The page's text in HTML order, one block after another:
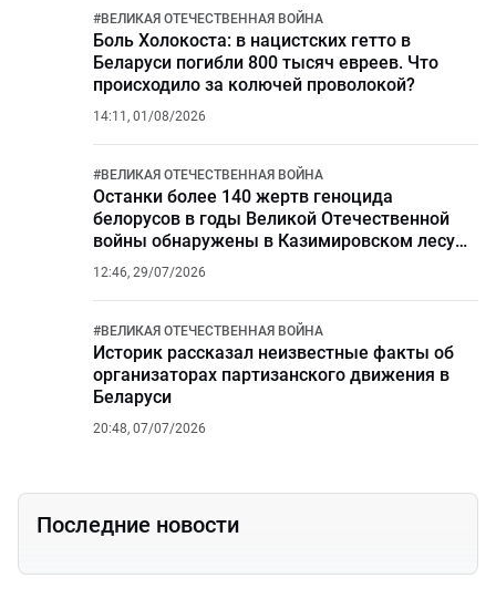
#ВЕЛИКАЯ ОТЕЧЕСТВЕННАЯ ВОЙНА
Боль Холокоста: в нацистских гетто в
Беларуси погибли 800 тысяч евреев. Что
происходило за колючей проволокой?
14:11, 01/08/2026
#ВЕЛИКАЯ ОТЕЧЕСТВЕННАЯ ВОЙНА
Останки более 140 жертв геноцида
белорусов в годы Великой Отечественной
войны обнаружены в Казимировском лесу
Могилева
12:46, 29/07/2026
#ВЕЛИКАЯ ОТЕЧЕСТВЕННАЯ ВОЙНА
Историк рассказал неизвестные факты об
организаторах партизанского движения в
Беларуси
20:48, 07/07/2026
Последние новости